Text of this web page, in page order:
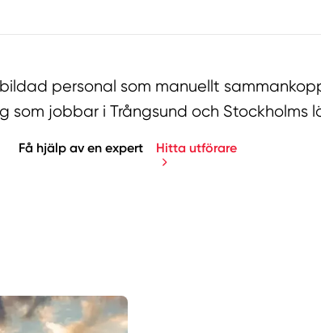
personal som manuellt
som jobbar i Trångsund och Stockholms
Få hjälp av en expert Hitta utförare